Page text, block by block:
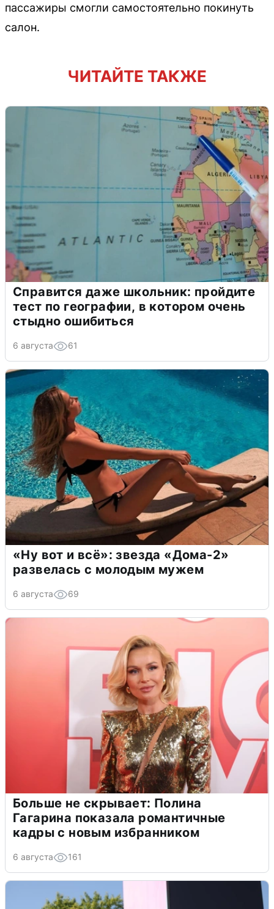
пассажиры смогли самостоятельно покинуть
салон.
ЧИТАЙТЕ ТАКЖЕ
Справится даже школьник: пройдите
тест по географии, в котором очень
стыдно ошибиться
6 августа 61
«Ну вот и всё»: звезда «Дома-2»
развелась с молодым мужем
6 августа 69
Больше не скрывает: Полина
Гагарина показала романтичные
кадры с новым избранником
6 августа 161